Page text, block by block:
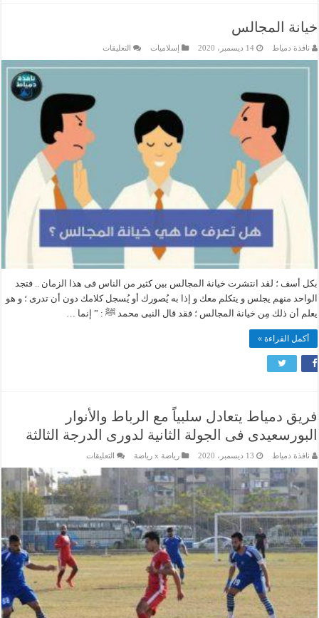
خيانة المجالس
نافذة دمياط 14 ديسمبر، 2020 إسلاميات التعليقات
المجالس
بكل أسف ؛ لقد انتشرت خيانة المجالس بين كثير من الناس فى هذا الزمان .. فتجد
الواحد منهم يجلس و يتكلم معك و إذا به يُصورك أو يُسجل كلامك دون أن تدرى ؛ و هو
يعلم أن ذلك مِن خيانة المجالس ؛ فقد قال النبى محمد ﷺ : ” إنما …
أكمل القراءة »
فريق دمياط يتعادل سلبياً مع الرباط والأنوار
البورسعيدى فى الجولة الثانية لدورى الدرجة الثالثة
نافذة دمياط 13 ديسمبر، 2020 رياضة x رياضة التعليقات
دمياط
يتعادل
سلبياً
مع
الرباط
والأنوار
البورسعيدى
فى
الجولة
الثانية
لدورى
الدرجة
الثالثة
مغلقة